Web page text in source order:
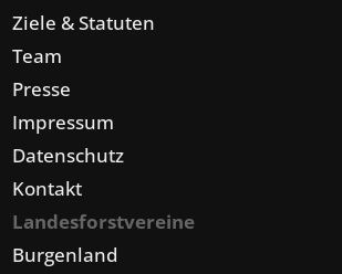
Ziele & Statuten
Team
Presse
Impressum
Datenschutz
Kontakt
Landesforstvereine
Burgenland